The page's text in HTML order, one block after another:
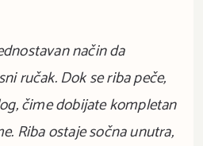
način da
ručak. Dok se riba peče,
čime dobijate kompletan
Riba ostaje sočna unutra,